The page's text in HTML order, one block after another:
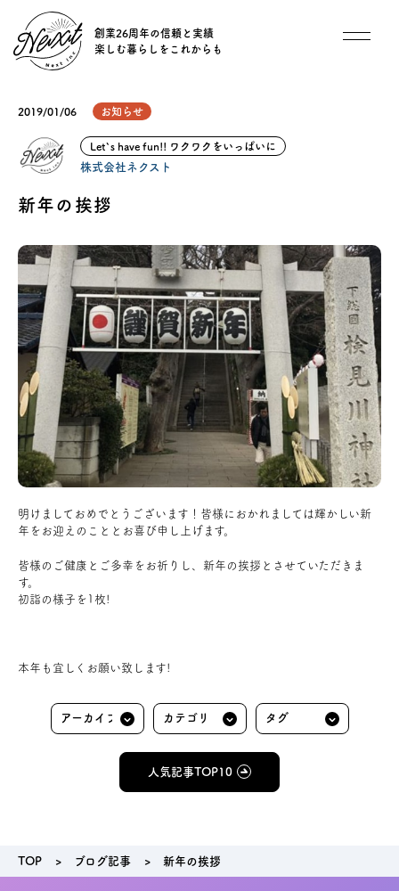
創業26周年の信頼と実績
楽しむ暮らしをこれからも
住宅商品
イベント
オススメ物件
オーナー様インタビュー
ごあいさつ
チーム紹介
アクセス
キャンペーン
プライバシーポリシー
モデルハウス見学・ご予約
会員登録
2019/01/06 お知らせ
Let`s have fun!! ワクワクをいっぱいに
株式会社ネクスト
新年の挨拶
明けましておめでとうございます！皆様におかれましては輝かしい新
年をお迎えのこととお喜び申し上げます。
皆様のご健康とご多幸をお祈りし、新年の挨拶とさせていただきま
す。
初詣の様子を1枚!
本年も宜しくお願い致します!
人気記事TOP10
TOP ブログ記事 新年の挨拶